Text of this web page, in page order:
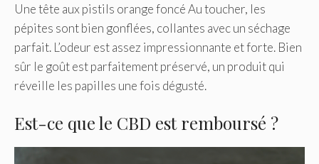
Une tête aux pistils orange foncé Au toucher, les
pépites sont bien gonflées, collantes avec un séchage
parfait. L’odeur est assez impressionnante et forte. Bien
sûr le goût est parfaitement préservé, un produit qui
réveille les papilles une fois dégusté.
Est-ce que le CBD est remboursé ?